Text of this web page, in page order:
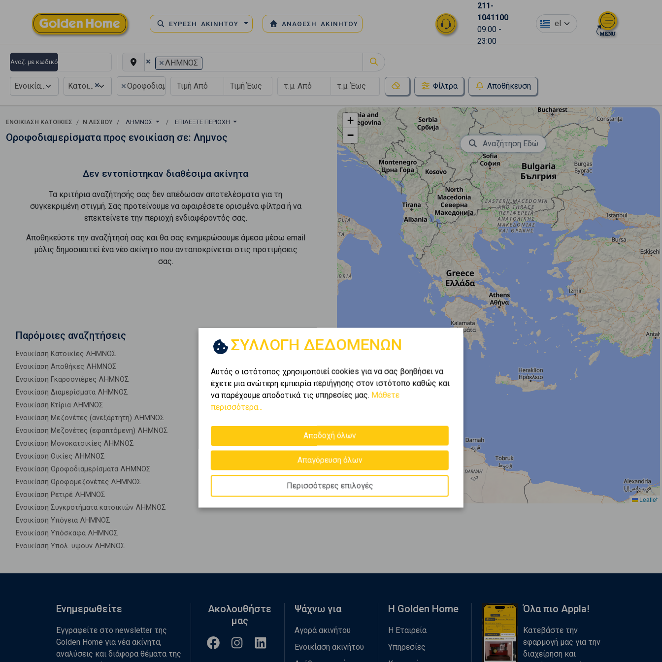
ΕΥΡΕΣΗ ΑΚΙΝΗΤΟΥ ΑΝΑΘΕΣΗ ΑΚΙΝΗΤΟΥ
211-
1041100
09:00 -
23:00
el
Αναζ. με κωδικό × ×ΛΗΜΝΟΣ
×
Κατοικία ×Οροφοδιαμέρισμα Φίλτρα Αποθήκευση
ΕΝΟΙΚΊΑΣΗ ΚΑΤΟΙΚΊΕΣ Ν.ΛΕΣΒΟΥ ΛΗΜΝΟΣ ΕΠΙΛΈΞΤΕ ΠΕΡΙΟΧΉ
Οροφοδιαμερίσματα προς ενοικίαση σε: Λημνος
Δεν εντοπίστηκαν διαθέσιμα ακίνητα
Τα κριτήρια αναζήτησής σας δεν απέδωσαν αποτελέσματα για τη
συγκεκριμένη στιγμή. Σας προτείνουμε να αφαιρέσετε ορισμένα φίλτρα ή να
επεκτείνετε την περιοχή ενδιαφέροντός σας.
Αποθηκεύστε την αναζήτησή σας και θα σας ενημερώσουμε άμεσα μέσω email
μόλις δημοσιευτεί ένα νέο ακίνητο που ανταποκρίνεται στις προτιμήσεις
σας.
Παρόμοιες αναζητήσεις
Ενοικίαση Κατοικίες ΛΗΜΝΟΣ
Ενοικίαση Αποθήκες ΛΗΜΝΟΣ
Ενοικίαση Γκαρσονιέρες ΛΗΜΝΟΣ
Ενοικίαση Διαμερίσματα ΛΗΜΝΟΣ
Ενοικίαση Κτίρια ΛΗΜΝΟΣ
Ενοικίαση Μεζονέτες (ανεξάρτητη) ΛΗΜΝΟΣ
Ενοικίαση Μεζονέτες (εφαπτόμενη) ΛΗΜΝΟΣ
Ενοικίαση Μονοκατοικίες ΛΗΜΝΟΣ
Ενοικίαση Οικίες ΛΗΜΝΟΣ
Ενοικίαση Οροφοδιαμερίσματα ΛΗΜΝΟΣ
Ενοικίαση Οροφομεζονέτες ΛΗΜΝΟΣ
Ενοικίαση Ρετιρέ ΛΗΜΝΟΣ
Ενοικίαση Συγκροτήματα κατοικιών ΛΗΜΝΟΣ
Ενοικίαση Υπόγεια ΛΗΜΝΟΣ
Ενοικίαση Υπόσκαφα ΛΗΜΝΟΣ
Ενοικίαση Υπολ. υψουν ΛΗΜΝΟΣ
+
−
Leaflet
Αναζήτηση Εδώ
ΣΥΛΛΟΓΗ ΔΕΔΟΜΕΝΩΝ
Αυτός ο ιστότοπος χρησιμοποιεί cookies για να σας βοηθήσει να
έχετε μια ανώτερη εμπειρία περιήγησης στον ιστότοπο καθώς και
να παρέχουμε αποδοτικά τις υπηρεσίες μας. Μάθετε
περισσότερα...
Αποδοχή όλων
Απαγόρευση όλων
Περισσότερες επιλογές
Ενημερωθείτε
Εγγραφείτε στο newsletter της
Golden Home για νέα ακίνητα,
αναλύσεις και διάφορα θέματα της
Ακολουθήστε
μας
Ψάχνω για
Αγορά ακινήτου
Ενοικίαση ακινήτου
Η Golden Home
Η Εταιρεία
Υπηρεσίες
Όλα πιο Appla!
Κατεβάστε την
εφαρμογή μας για την
διαχείρηση και